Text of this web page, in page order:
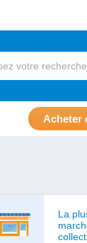
Acheter
La